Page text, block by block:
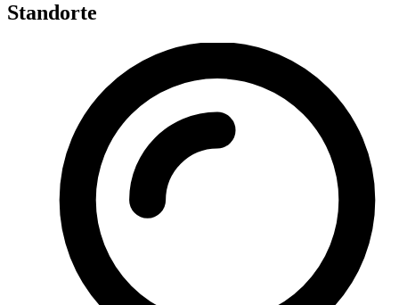
Standorte